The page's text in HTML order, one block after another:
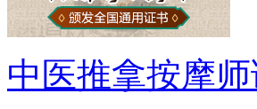
中医推拿按摩